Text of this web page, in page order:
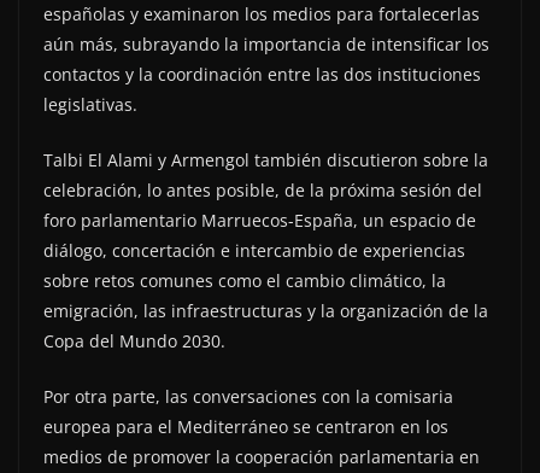
españolas y examinaron los medios para fortalecerlas
aún más, subrayando la importancia de intensificar los
contactos y la coordinación entre las dos instituciones
legislativas.
Talbi El Alami y Armengol también discutieron sobre la
celebración, lo antes posible, de la próxima sesión del
foro parlamentario Marruecos-España, un espacio de
diálogo, concertación e intercambio de experiencias
sobre retos comunes como el cambio climático, la
emigración, las infraestructuras y la organización de la
Copa del Mundo 2030.
Por otra parte, las conversaciones con la comisaria
europea para el Mediterráneo se centraron en los
medios de promover la cooperación parlamentaria en